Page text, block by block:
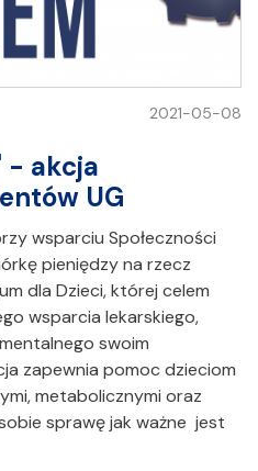
2021-05-08
- akcja
UG
wsparciu Społeczności
pieniędzy na rzecz
dla Dzieci, której celem
wsparcia lekarskiego,
swoim
zapewnia pomoc dzieciom
metabolicznymi oraz
sprawę jak ważne jest